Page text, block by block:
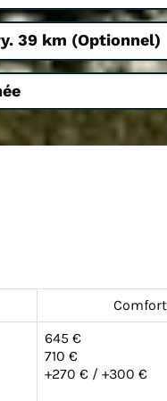
39 km (Optionnel)
645 €
710 €
+270 € / +300 €